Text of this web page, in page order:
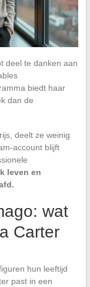
deel te danken aan
biedt haar
dan de
deelt ze weinig
account blijft
leven en
wat
Carter
hun leeftijd
past in een